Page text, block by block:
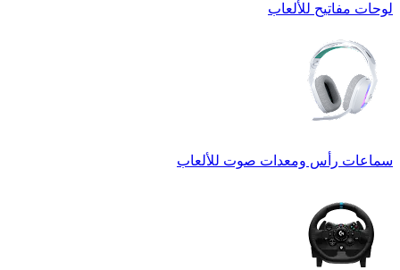
لوحات مفاتيح للألعاب
سماعات رأس ومعدات صوت للألعاب